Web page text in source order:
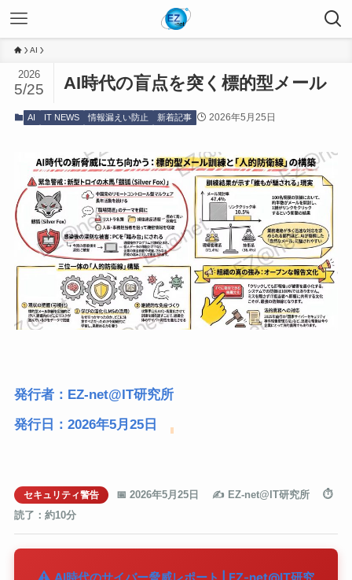
AI
AI時代の盲点を突く標的型メール
2026
5/25
AI IT NEWS 情報漏えい防止 新着記事 2026年5月25日
発行者：EZ-net@IT研究所
発行日：2026年5月25日
セキュリティ警告
📅 2026年5月25日 ✍️ EZ-net@IT研究所 ⏱️
読了：約10分